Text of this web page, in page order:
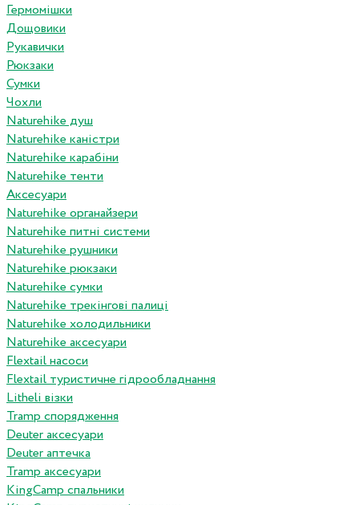
Гермомішки
Дощовики
Рукавички
Рюкзаки
Сумки
Чохли
Naturehike душ
Naturehike каністри
Naturehike карабіни
Naturehike тенти
Аксесуари
Naturehike органайзери
Naturehike питні системи
Naturehike рушники
Naturehike рюкзаки
Naturehike сумки
Naturehike трекінгові палиці
Naturehike холодильники
Naturehike аксесуари
Flextail насоси
Flextail туристичне гідрообладнання
Litheli візки
Tramp спорядження
Deuter аксесуари
Deuter аптечка
Tramp аксесуари
KingCamp спальники